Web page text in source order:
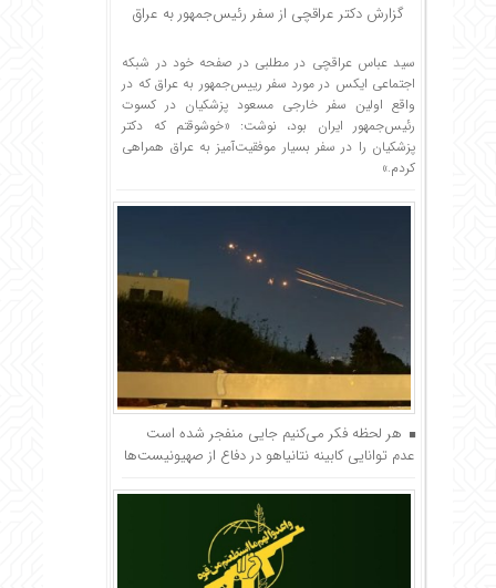
گزارش دکتر عراقچی از سفر رئیس‌جمهور به عراق
سید عباس عراقچی در مطلبی در صفحه خود در شبکه
اجتماعی ایکس در مورد سفر رییس‌جمهور به عراق که در
واقع اولین سفر خارجی مسعود پزشکیان در کسوت
رئیس‌جمهور ایران بود، نوشت: «خوشوقتم که دکتر
پزشکیان را در سفر بسیار موفقیت‌آمیز به عراق همراهی
کردم.»
هر لحظه فکر می‌کنیم جایی منفجر شده است
عدم توانایی کابینه نتانیاهو در دفاع از صهیونیست‌ها